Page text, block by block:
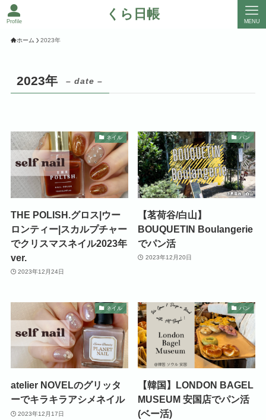
くら日帳
Profile MENU
ホーム 2023年
2023年 – date –
ネイル
THE POLISH.グロス|ウー
ロンティー|スカルプチャー
でクリスマスネイル2023年
ver.
2023年12月24日
パン
【茗荷谷/白山】
BOUQUETIN Boulangerie
でパン活
2023年12月20日
ネイル
atelier NOVELのグリッタ
ーでキラキラアシメネイル
2023年12月17日
パン
【韓国】LONDON BAGEL
MUSEUM 安国店でパン活
(ベー活)